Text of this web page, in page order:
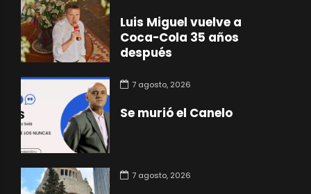
Luis Miguel vuelve a
Coca-Cola 35 años
después
7 agosto, 2026
Se murió el Canelo
7 agosto, 2026